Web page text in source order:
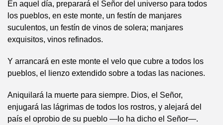
En aquel día, preparará el Señor del universo para todos
los pueblos, en este monte, un festín de manjares
suculentos, un festín de vinos de solera; manjares
exquisitos, vinos refinados.
Y arrancará en este monte el velo que cubre a todos los
pueblos, el lienzo extendido sobre a todas las naciones.
Aniquilará la muerte para siempre. Dios, el Señor,
enjugará las lágrimas de todos los rostros, y alejará del
país el oprobio de su pueblo —lo ha dicho el Señor—.